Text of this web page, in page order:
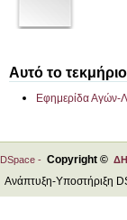
Αυτό το
Εφημερίδα Αγών-
DSpace - Copyright ©
Ανάπτυξη-Υποστήριξη